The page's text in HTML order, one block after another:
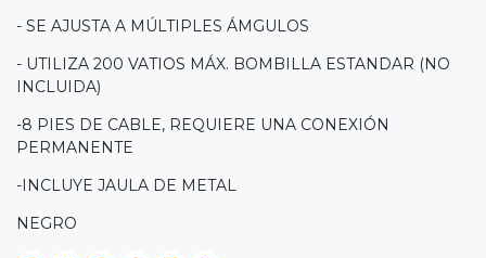
- SE AJUSTA A MÚLTIPLES ÁMGULOS
- UTILIZA 200 VATIOS MÁX. BOMBILLA ESTANDAR (NO
INCLUIDA)
-8 PIES DE CABLE, REQUIERE UNA CONEXIÓN
PERMANENTE
-INCLUYE JAULA DE METAL
NEGRO